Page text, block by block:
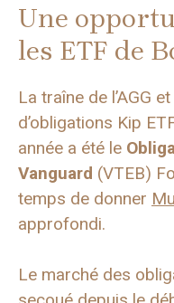
Une
les ETF de
La traîne de l’AGG
d’obligations Kip
année a été le
Vanguard (VTEB)
temps de donner
approfondi.
Le marché des